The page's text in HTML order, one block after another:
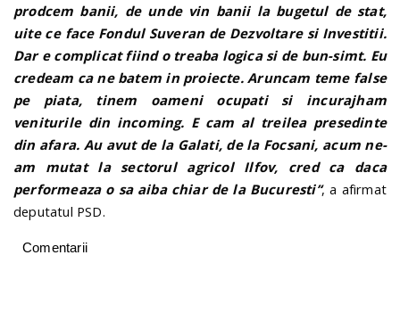
prodcem banii, de unde vin banii la bugetul de stat,
uite ce face Fondul Suveran de Dezvoltare si Investitii.
Dar e complicat fiind o treaba logica si de bun-simt. Eu
credeam ca ne batem in proiecte. Aruncam teme false
pe piata, tinem oameni ocupati si incurajham
veniturile din incoming. E cam al treilea presedinte
din afara. Au avut de la Galati, de la Focsani, acum ne-
am mutat la sectorul agricol Ilfov, cred ca daca
performeaza o sa aiba chiar de la Bucuresti’‘, a afirmat
deputatul PSD.
Comentarii